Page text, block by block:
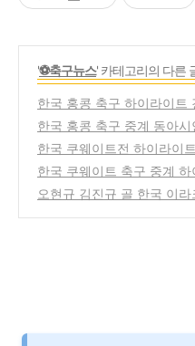
'⚽축구뉴스' 카테고리의 다른
한국 홍콩 축구 하이라이트
(6)
한국 홍콩 축구 중계 동아시
한국 쿠웨이트전 하이라이
✅
(2)
한국 쿠웨이트 축구 중계 하
오현규 김진규 골 한국 이라